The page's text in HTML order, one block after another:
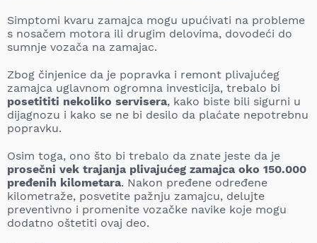
Simptomi kvaru zamajca mogu upućivati na probleme
s nosačem motora ili drugim delovima, dovodeći do
sumnje vozača na zamajac.
Zbog činjenice da je popravka i remont plivajućeg
zamajca uglavnom ogromna investicija, trebalo bi
posetititi nekoliko servisera, kako biste bili sigurni u
dijagnozu i kako se ne bi desilo da plaćate nepotrebnu
popravku.
Osim toga, ono što bi trebalo da znate jeste da je
prosečni vek trajanja plivajućeg zamajca oko 150.000
pređenih kilometara. Nakon pređene određene
kilometraže, posvetite pažnju zamajcu, delujte
preventivno i promenite vozačke navike koje mogu
dodatno oštetiti ovaj deo.